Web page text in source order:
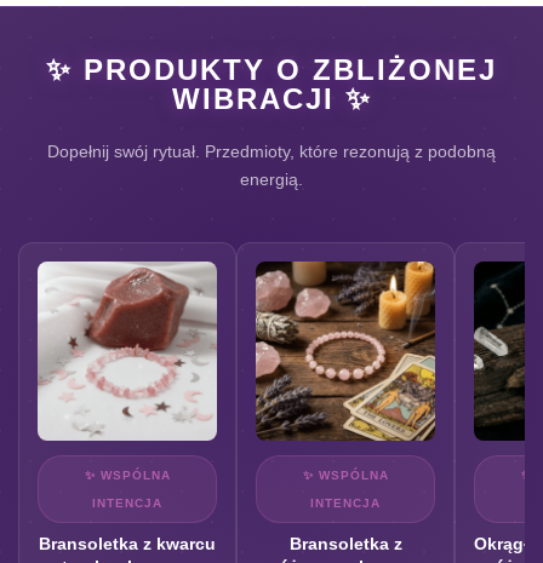
✨ PRODUKTY O ZBLIŻONEJ
WIBRACJI ✨
Dopełnij swój rytuał. Przedmioty, które rezonują z podobną
energią.
✨ WSPÓLNA
INTENCJA
Bransoletka z kwarcu
✨ WSPÓLNA
INTENCJA
Bransoletka z
✨